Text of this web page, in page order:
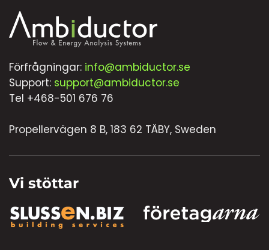
Förfrågningar: info@ambiductor.se
Support: support@ambiductor.se
Tel +468-501 676 76
Propellervägen 8 B, 183 62 TÄBY, Sweden
Vi stöttar